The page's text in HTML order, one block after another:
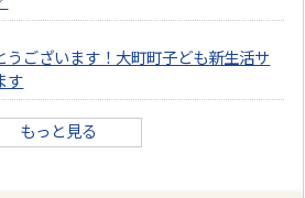
うございます！大町町子ども新生活サ
す
もっと見る